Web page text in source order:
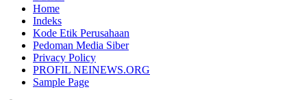
Home
Indeks
Kode Etik Perusahaan
Pedoman Media Siber
Privacy Policy
PROFIL NEINEWS.ORG
Sample Page